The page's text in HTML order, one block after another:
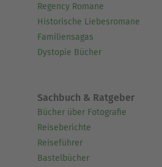
Regency Romane
Historische Liebesromane
Familiensagas
Dystopie Bücher
Sachbuch & Ratgeber
Bücher über Fotografie
Reiseberichte
Reiseführer
Bastelbücher